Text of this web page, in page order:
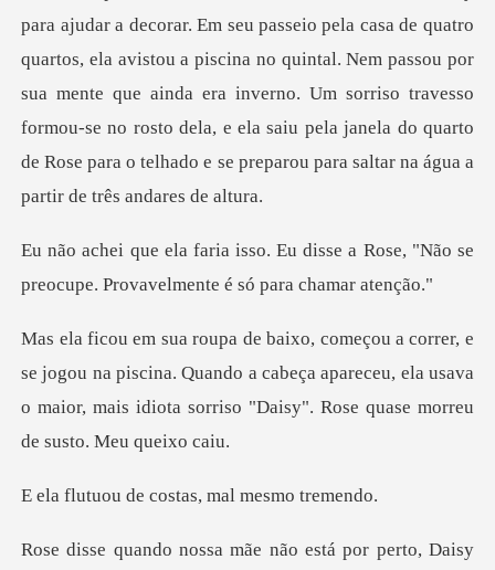
para ajudar a decorar. Em seu passeio pela casa de quatro
quartos, ela avistou a piscina no quintal. Nem passou por
sua mente que ainda era inver
disse a Rose, "Não se
preocupe. Prov
na piscina. Quando a cabeça apareceu, ela usava
o maior, mais idio
e costas, mal m